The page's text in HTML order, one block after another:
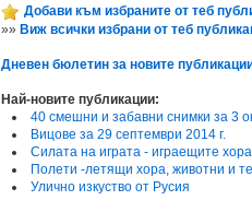
Добави към избраните от теб
»» Виж всички избрани от теб
Дневен бюлетин за новите
Най-новите публикации:
40 смешни и забавни снимки за 3
Вицове за 29 септември 2014 г.
Силата на играта - играещите
Полети -летящи хора, животни и
Улично изкуство от Русия